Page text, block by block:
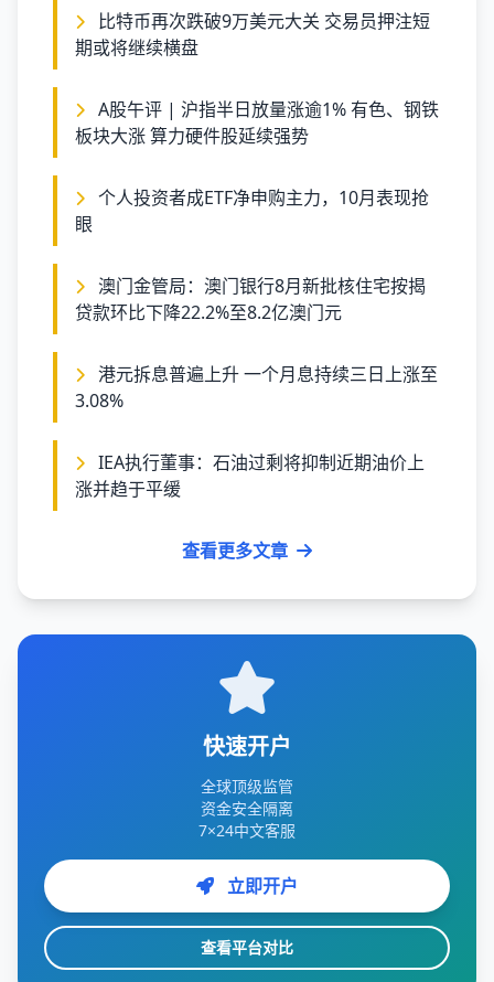
期或将继续横盘
板块大涨 算力硬件股延续强势
眼
贷款环比下降22.2%至8.2亿澳门元
3.08%
涨并趋于平缓
查看更多文章
快速开户
全球顶级监管
资金安全隔离
7×24中文客服
立即开户
查看平台对比